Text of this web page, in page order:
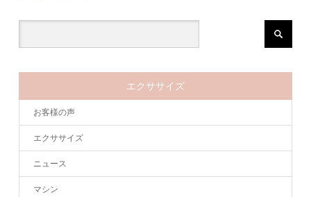
エクササイズ
お客様の声
エクササイズ
ニュース
マシン